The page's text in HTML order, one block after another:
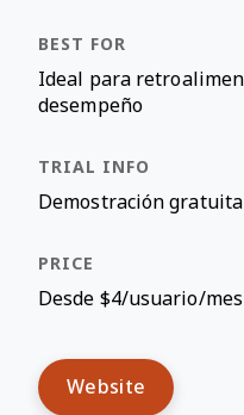
Ideal para
desempeño
Demostración
Desde $4/usuario/
Website